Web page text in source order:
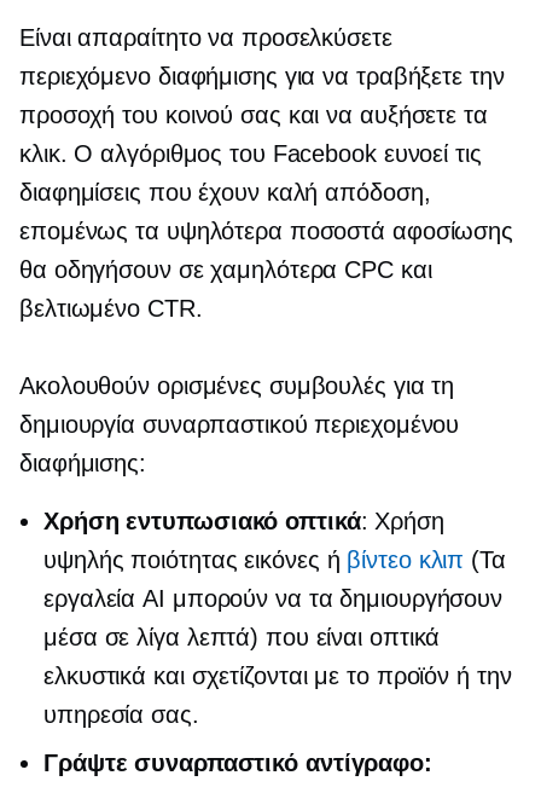
Είναι απαραίτητο να προσελκύσετε
περιεχόμενο διαφήμισης για να τραβήξετε την
προσοχή του κοινού σας και να αυξήσετε τα
κλικ. Ο αλγόριθμος του Facebook ευνοεί τις
διαφημίσεις που έχουν καλή απόδοση,
επομένως τα υψηλότερα ποσοστά αφοσίωσης
θα οδηγήσουν σε χαμηλότερα CPC και
βελτιωμένο CTR.
Ακολουθούν ορισμένες συμβουλές για τη
δημιουργία συναρπαστικού περιεχομένου
διαφήμισης:
Χρήσηεντυπωσιακό οπτικά: Χρήση
υψηλής ποιότητας εικόνες ή βίντεο κλιπ (Τα
εργαλεία AI μπορούν να τα δημιουργήσουν
μέσα σε λίγα λεπτά) που είναι οπτικά
ελκυστικά και σχετίζονται με το προϊόν ή την
υπηρεσία σας.
Γράψτε συναρπαστικό αντίγραφο: